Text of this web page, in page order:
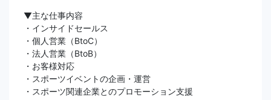
▼主な仕事内容
・インサイドセールス
・個人営業（BtoC）
・法人営業（BtoB）
・お客様対応
・スポーツイベントの企画・運営
・スポーツ関連企業とのプロモーション支援